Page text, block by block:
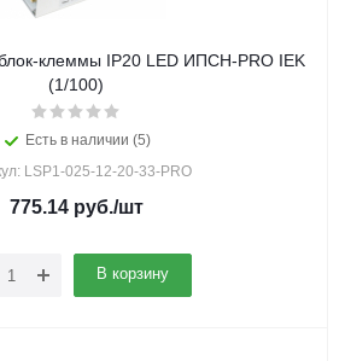
клеммы IP20 LED ИПСН-PRO IEK
(1/100)
Есть в наличии (5)
LSP1-025-12-20-33-PRO
775.14руб./шт
В корзину